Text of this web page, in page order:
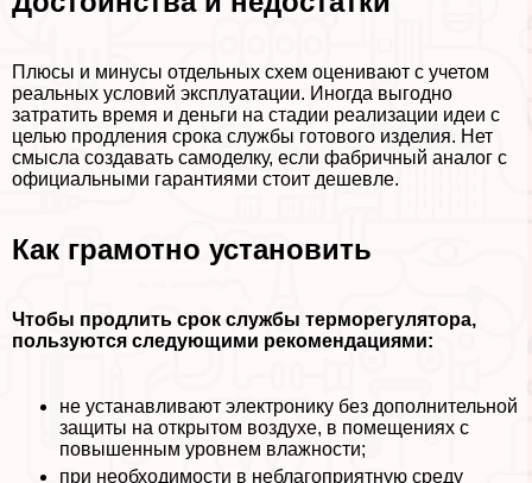
Плюсы и минусы отдельных схем оценивают с учетом
реальных условий эксплуатации. Иногда выгодно
затратить время и деньги на стадии реализации идеи с
целью продления срока службы готового изделия. Нет
смысла создавать самоделку, если фабричный аналог с
официальными гарантиями стоит дешевле.
Как грамотно установить
Чтобы продлить срок службы терморегулятора,
пользуются следующими рекомендациями:
не устанавливают электронику без дополнительной
защиты на открытом воздухе, в помещениях с
повышенным уровнем влажности;
при необходимости в нeблагоприятную среду